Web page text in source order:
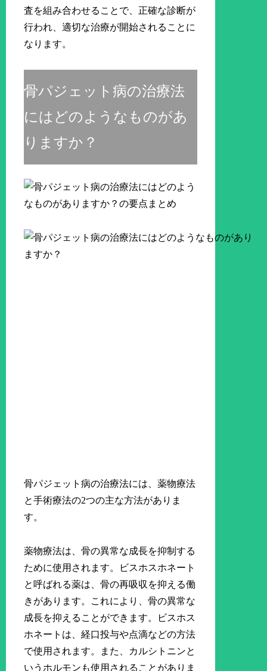
査を組み合わせることで、正確な診断が
行われ、適切な治療が開始されることに
なります。
骨パジェット病の治療法
にはどのようなものがあ
りますか？
骨パジェット病の治療法には、薬物療法
と手術療法の2つの主な方法がありま
す。
薬物療法は、骨の異常な成長を抑制する
ために使用されます。ビスホスホネート
と呼ばれる薬は、骨の再吸収を抑える働
きがあります。これにより、骨の異常な
成長を抑えることができます。ビスホス
ホネートは、経口投与や点滴などの方法
で使用されます。また、カルシトニンと
いうホルモンも使用されることがありま